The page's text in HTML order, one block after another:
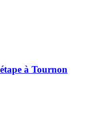
à Tournon